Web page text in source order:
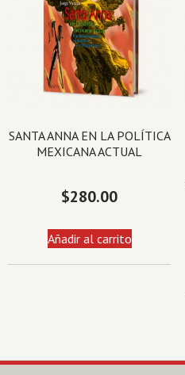
SANTA ANNA EN LA POLÍTICA
MEXICANA ACTUAL
$280.00
Añadir al carrito